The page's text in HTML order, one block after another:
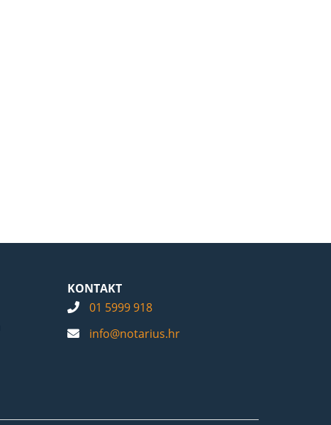
KONTAKT
01 5999 918
info@notarius.hr